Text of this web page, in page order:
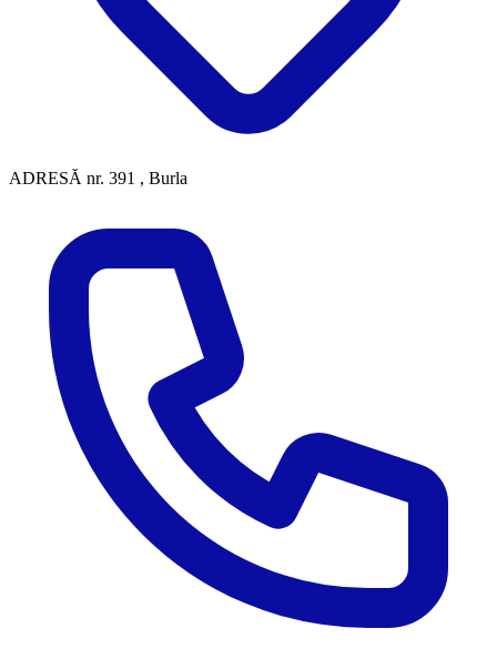
ADRESĂ nr. 391 , Burla